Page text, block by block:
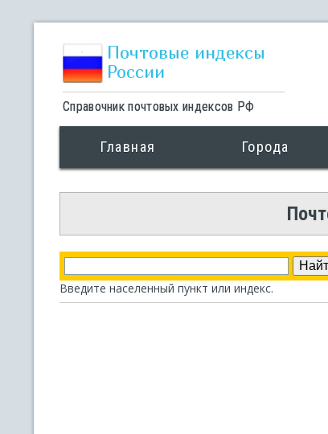
Почтовые индексы
России
Справочник почтовых индексов РФ
Главная Города
Введите населенный пункт или индекс.